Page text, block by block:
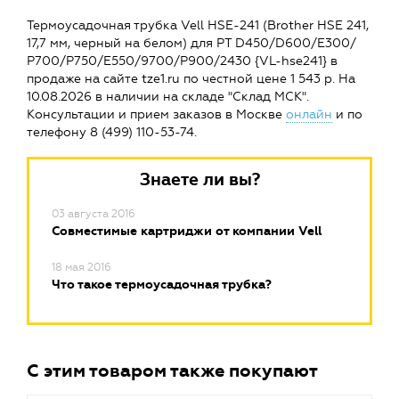
Термоусадочная трубка Vell HSE-241 (Brother HSE 241,
17,7 мм, черный на белом) для PT D450/D600/E300/
P700/P750/E550/9700/P900/2430 {VL-hse241} в
продаже на сайте tze1.ru по честной цене 1 543 р. На
10.08.2026 в наличии на складе "Склад МСК".
Консультации и прием заказов в Москве онлайн и по
телефону 8 (499) 110-53-74.
Знаете ли вы?
03 августа 2016
Совместимые картриджи от компании Vell
18 мая 2016
Что такое термоусадочная трубка?
С этим товаром также покупают